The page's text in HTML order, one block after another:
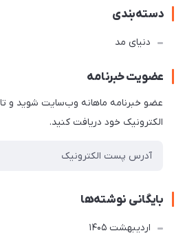
دسته‌بندی
دنیای مد
عضویت خبرنامه
عضو خبرنامه ماهانه وب‌سایت شوید و
الکترونیک خود دریافت کنید.
بایگانی نوشته‌ها
ارديبهشت 1405